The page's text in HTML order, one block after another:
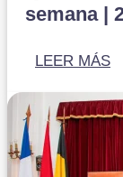
semana |
LEER MÁS